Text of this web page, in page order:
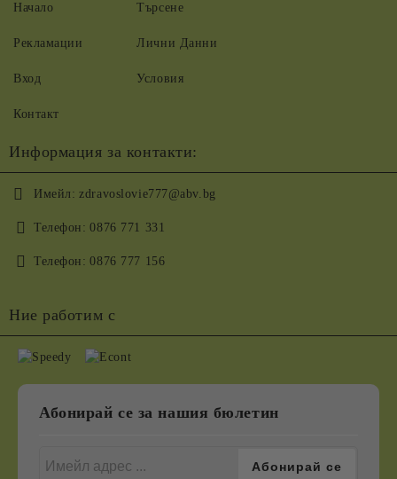
Начало
Рекламации
Вход
Контакт
Търсене
Лични Данни
Условия
Информация за контакти:
Имейл: zdravoslovie777@abv.bg
Телефон: 0876 771 331
Телефон: 0876 777 156
Ние работим с
Абонирай се за нашия бюлетин